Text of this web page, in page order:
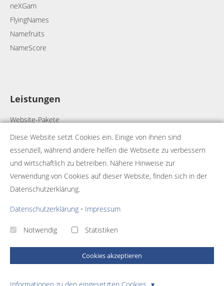
neXGam
FlyingNames
Namefruits
NameScore
Leistungen
Website-Pakete
Webdesign
Webhosting
Onlineshops
Individualprogrammierung
Strategie-Entwicklung
© 2026 - TemplateBusiness Proumgesetzt mitQUIQQER
Diese Website setzt Cookies ein. Einige von ihnen sind
essenziell, während andere helfen die Webseite zu verbessern
und wirtschaftlich zu betreiben. Nähere Hinweise zur
Verwendung von Cookies auf dieser Website, finden sich in der
Datenschutzerklärung.
Datenschutzerklärung • Impressum
Notwendig Statistiken
Cookies akzeptieren